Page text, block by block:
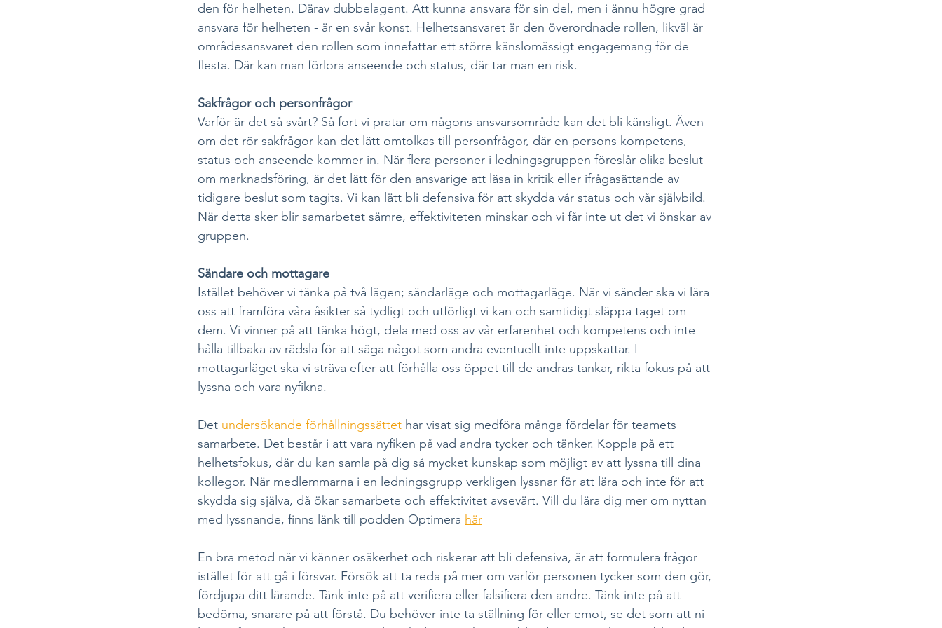
den för helheten. Därav dubbelagent. Att kunna ansvara för sin del, men i ännu högre grad
ansvara för helheten - är en svår konst. Helhetsansvaret är den överordnade rollen, likväl är
områdesansvaret den rollen som innefattar ett större känslomässigt engagemang för de
flesta. Där kan man förlora anseende och status, där tar man en risk.
Sakfrågor och personfrågor
Varför är det så svårt? Så fort vi pratar om någons ansvarsområde kan det bli känsligt. Även
om det rör sakfrågor kan det lätt omtolkas till personfrågor, där en persons kompetens,
status och anseende kommer in. När flera personer i ledningsgruppen föreslår olika beslut
om marknadsföring, är det lätt för den ansvarige att läsa in kritik eller ifrågasättande av
tidigare beslut som tagits. Vi kan lätt bli defensiva för att skydda vår status och vår självbild.
När detta sker blir samarbetet sämre, effektiviteten minskar och vi får inte ut det vi önskar av
gruppen.
Sändare och mottagare
Istället behöver vi tänka på två lägen; sändarläge och mottagarläge. När vi sänder ska vi lära
oss att framföra våra åsikter så tydligt och utförligt vi kan och samtidigt släppa taget om
dem. Vi vinner på att tänka högt, dela med oss av vår erfarenhet och kompetens och inte
hålla tillbaka av rädsla för att säga något som andra eventuellt inte uppskattar. I
mottagarläget ska vi sträva efter att förhålla oss öppet till de andras tankar, rikta fokus på att
lyssna och vara nyfikna.
Det undersökande förhållningssättet har visat sig medföra många fördelar för teamets
samarbete. Det består i att vara nyfiken på vad andra tycker och tänker. Koppla på ett
helhetsfokus, där du kan samla på dig så mycket kunskap som möjligt av att lyssna till dina
kollegor. När medlemmarna i en ledningsgrupp verkligen lyssnar för att lära och inte för att
skydda sig själva, då ökar samarbete och effektivitet avsevärt. Vill du lära dig mer om nyttan
med lyssnande, finns länk till podden Optimera här
En bra metod när vi känner osäkerhet och riskerar att bli defensiva, är att formulera frågor
istället för att gå i försvar. Försök att ta reda på mer om varför personen tycker som den gör,
fördjupa ditt lärande. Tänk inte på att verifiera eller falsifiera den andre. Tänk inte på att
bedöma, snarare på att förstå. Du behöver inte ta ställning för eller emot, se det som att ni